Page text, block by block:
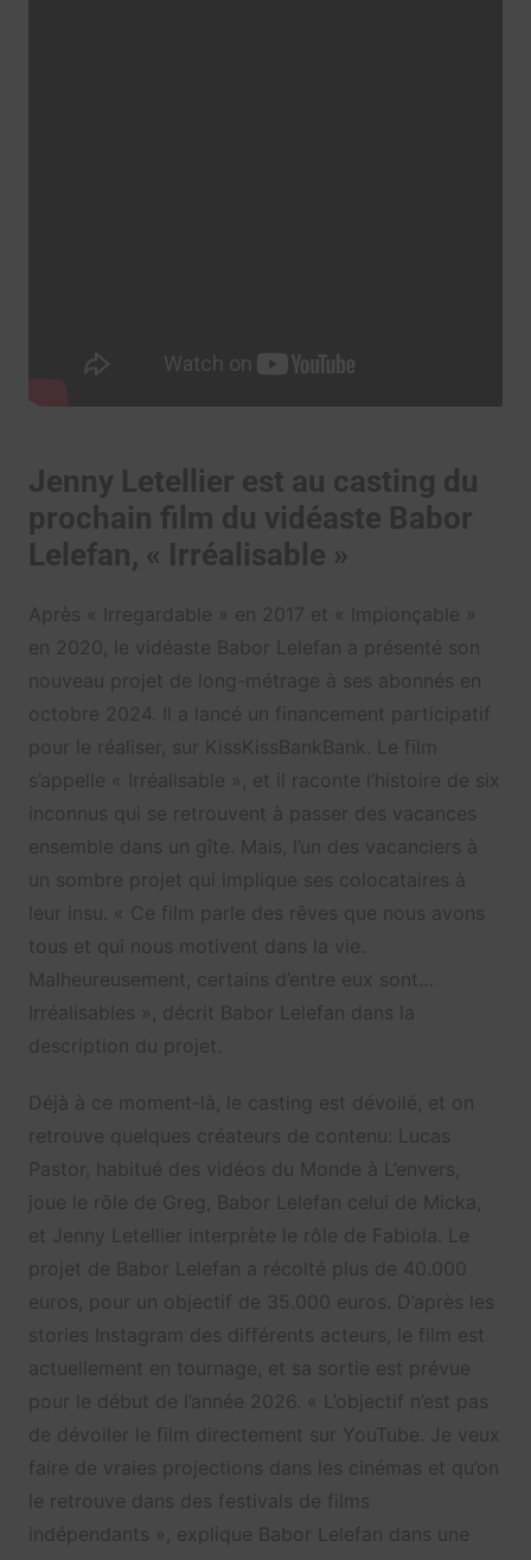
Jenny Letellier est au casting du
prochain film du vidéaste Babor
Lelefan, « Irréalisable »
Après « Irregardable » en 2017 et « Impionçable »
en 2020, le vidéaste Babor Lelefan a présenté son
nouveau projet de long-métrage à ses abonnés en
octobre 2024. Il a lancé un financement participatif
pour le réaliser, sur KissKissBankBank. Le film
s’appelle « Irréalisable », et il raconte l’histoire de six
inconnus qui se retrouvent à passer des vacances
ensemble dans un gîte. Mais, l’un des vacanciers à
un sombre projet qui implique ses colocataires à
leur insu. « Ce film parle des rêves que nous avons
tous et qui nous motivent dans la vie.
Malheureusement, certains d’entre eux sont…
Irréalisables », décrit Babor Lelefan dans la
description du projet.
Déjà à ce moment-là, le casting est dévoilé, et on
retrouve quelques créateurs de contenu: Lucas
Pastor, habitué des vidéos du Monde à L’envers,
joue le rôle de Greg, Babor Lelefan celui de Micka,
et Jenny Letellier interprète le rôle de Fabiola. Le
projet de Babor Lelefan a récolté plus de 40.000
euros, pour un objectif de 35.000 euros. D’après les
stories Instagram des différents acteurs, le film est
actuellement en tournage, et sa sortie est prévue
pour le début de l’année 2026. « L’objectif n’est pas
de dévoiler le film directement sur YouTube. Je veux
faire de vraies projections dans les cinémas et qu’on
le retrouve dans des festivals de films
indépendants », explique Babor Lelefan dans une